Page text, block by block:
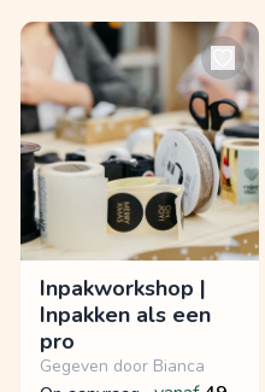
Inpakworkshop |
Inpakken als een
pro
Gegeven door Bianca